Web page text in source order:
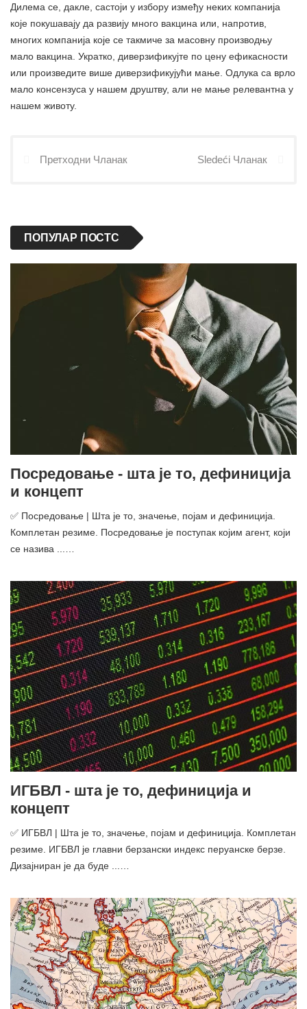
Дилема се, дакле, састоји у избору између неких компанија
које покушавају да развију много вакцина или, напротив,
многих компанија које се такмиче за масовну производњу
мало вакцина. Укратко, диверзификујте по цену ефикасности
или произведите више диверзификујући мање. Одлука са врло
мало консензуса у нашем друштву, али не мање релевантна у
нашем животу.
Претходни Чланак Sledeći Чланак
ПОПУЛАР ПОСТС
Посредовање - шта је то, дефиниција
и концепт
✅ Посредовање | Шта је то, значење, појам и дефиниција.
Комплетан резиме. Посредовање је поступак којим агент, који
се назива ...…
ИГБВЛ - шта је то, дефиниција и
концепт
✅ ИГБВЛ | Шта је то, значење, појам и дефиниција. Комплетан
резиме. ИГБВЛ је главни берзански индекс перуанске берзе.
Дизајниран је да буде ...…